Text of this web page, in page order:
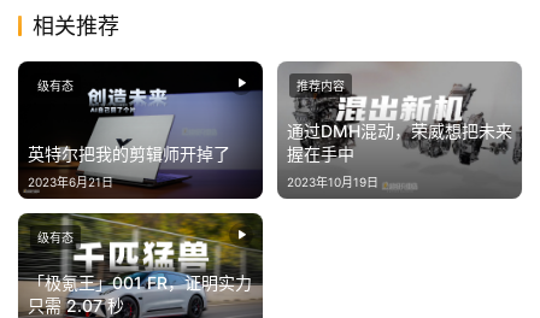
闻
资
讯
关
于
我
们
相关推荐
英特尔把我的剪辑师开掉了
2023年6月21日
级有态
通过DMH混动，荣威想把未来
握在手中
2023年10月19日
推荐内容
「极氪王」001 FR，证明实力
只需 2.07 秒
级有态